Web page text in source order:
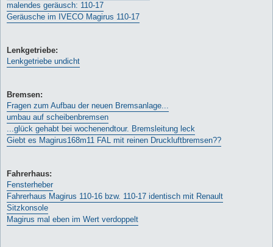
malendes geräusch: 110-17
Geräusche im IVECO Magirus 110-17
Lenkgetriebe:
Lenkgetriebe undicht
Bremsen:
Fragen zum Aufbau der neuen Bremsanlage...
umbau auf scheibenbremsen
...glück gehabt bei wochenendtour. Bremsleitung leck
Giebt es Magirus168m11 FAL mit reinen Druckluftbremsen??
Fahrerhaus:
Fensterheber
Fahrerhaus Magirus 110-16 bzw. 110-17 identisch mit Renault
Sitzkonsole
Magirus mal eben im Wert verdoppelt